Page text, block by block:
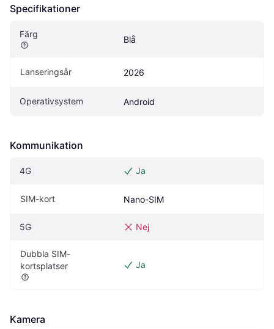
Specifikationer
Färg
Blå
Lanseringsår 2026
Operativsystem Android
Kommunikation
4G Ja
SIM-kort Nano-SIM
5G Nej
Dubbla SIM-
kortsplatser
Ja
Kamera